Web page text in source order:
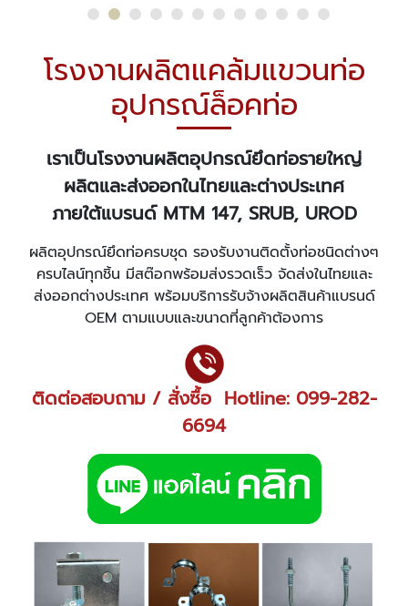
โรงงานผลิตแคล้มแขวนท่อ
อุปกรณ์ล็อคท่อ
เราเป็นโรงงานผลิตอุปกรณ์ยึดท่อรายใหญ่
ผลิตและส่งออกในไทยและต่างประเทศ
ภายใต้แบรนด์ MTM 147, SRUB, UROD
ผลิตอุปกรณ์ยึดท่อครบชุด รองรับงานติดตั้งท่อชนิดต่างๆ
ครบไลน์ทุกชิ้น มีสต๊อกพร้อมส่งรวดเร็ว จัดส่งในไทยและ
ส่งออกต่างประเทศ พร้อมบริการรับจ้างผลิตสินค้าแบรนด์
OEM ตามแบบและขนาดที่ลูกค้าต้องการ
ติดต่อสอบถาม / สั่งซื้อ Hotline: 099-282-
6694